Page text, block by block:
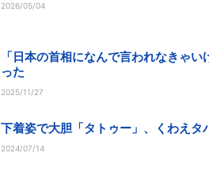
2026/05/04
「日本の首相になんで言われなきゃ
った
2025/11/27
下着姿で大胆「タトゥー」、くわえ
2024/07/14